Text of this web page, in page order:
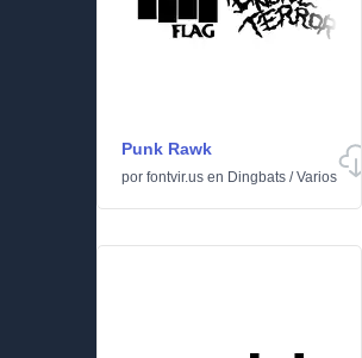
Punk Rawk
por fontvir.us en Dingbats /Varios